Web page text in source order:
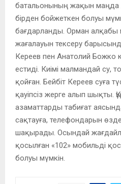
батальонының жақын маңда
бірден бойжеткен болуы
бағдарланды. Орман алқабы
жағалауын тексеру
Кереев пен Анатолий Божко
естиді. Киімі малмандай су,
қойған. Бейбіт Кереев суға
қауіпсіз жерге алып шықты.
азаматтарды табиғат
сақтауға, телефондарын
шақырады. Осындай
қосылған «102» мобильді
болуы мүмкін.